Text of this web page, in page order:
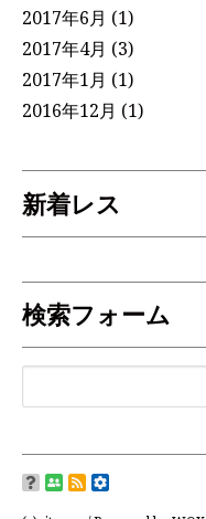
2017年6月 (1)
2017年4月 (3)
2017年1月 (1)
2016年12月 (1)
新着レス
検索フォーム